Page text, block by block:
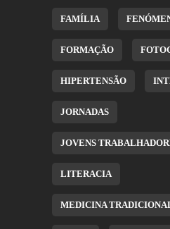
FAMÍLIA
FORMAÇÃO
HIPERTENSÃO
JORNADAS
JOVENS
LITERACIA
MEDICINA